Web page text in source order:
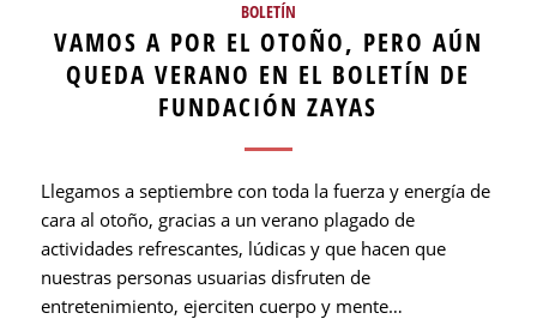
BOLETÍN
VAMOS A POR EL OTOÑO, PERO AÚN
QUEDA VERANO EN EL BOLETÍN DE
FUNDACIÓN ZAYAS
Llegamos a septiembre con toda la fuerza y energía de
cara al otoño, gracias a un verano plagado de
actividades refrescantes, lúdicas y que hacen que
nuestras personas usuarias disfruten de
entretenimiento, ejerciten cuerpo y mente…